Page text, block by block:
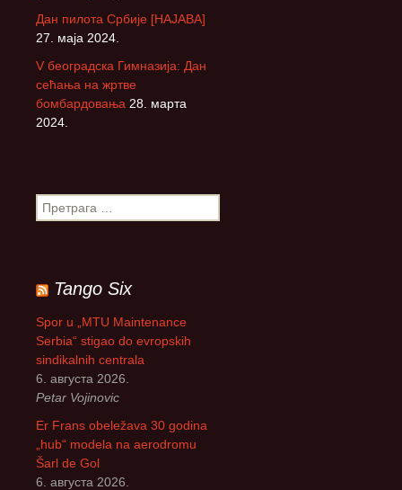
Дан пилота Србије [НАЈАВА]
27. маја 2024.
V београдска Гимназија: Дан
сећања на жртве
бомбардовања 28. марта
2024.
П
р
а
г
а
а
:
Tango Six
Spor u „MTU Maintenance
Serbia“ stigao do evropskih
sindikalnih centrala
6. августа 2026.
Petar Vojinovic
Er Frans obeležava 30 godina
„hub“ modela na aerodromu
Šarl de Gol
6. августа 2026.